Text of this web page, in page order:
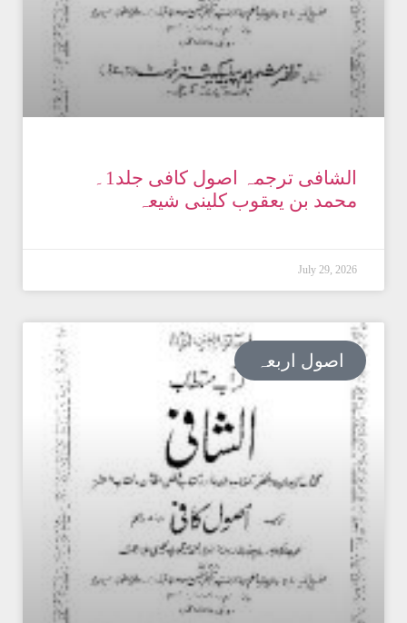
الشافی ترجمہ اصول کافی جلد1۔
محمد بن یعقوب کلینی شیعہ
July 29, 2026
اصول اربعہ